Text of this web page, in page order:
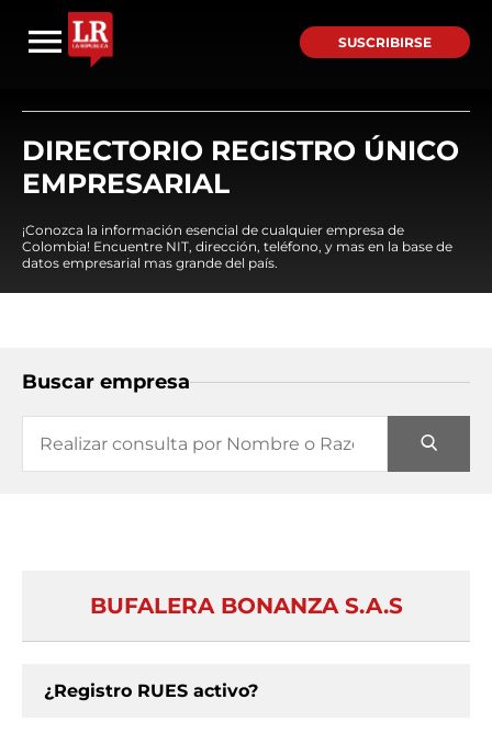
SUSCRIBIRSE
DIRECTORIO REGISTRO ÚNICO
EMPRESARIAL
¡Conozca la información esencial de cualquier empresa de
Colombia! Encuentre NIT, dirección, teléfono, y mas en la base de
datos empresarial mas grande del país.
Buscar empresa
BUFALERA BONANZA S.A.S
¿Registro RUES activo?